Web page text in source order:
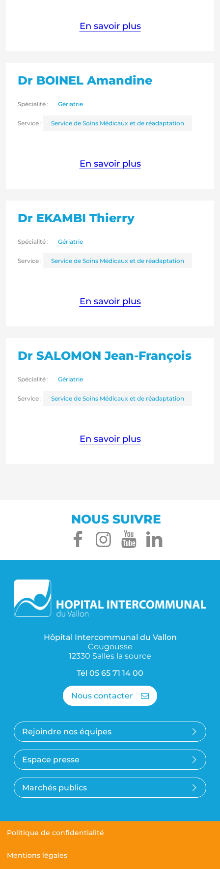
En savoir plus
Dr BOINEL Amandine
Spécialité : Gériatrie
Service : Service de Soins Médicaux et de réadaptation
En savoir plus
Dr EKAMBI Thierry
Spécialité : Gériatrie
Service : Service de Soins Médicaux et de réadaptation
En savoir plus
Dr SALOMON Jean-François
Spécialité : Gériatrie
Service : Service de Soins Médicaux et de réadaptation
En savoir plus
NOUS SUIVRE
facebook
instagram
youtube
Hôpital Intercommunal du Vallon
Cougousse
12330 Salles la source
Tél 05 65 71 14 00
Nous contacter
Rejoindre nos équipes
Espace presse
Marchés publics
Politique de confidentialité
Mentions légales